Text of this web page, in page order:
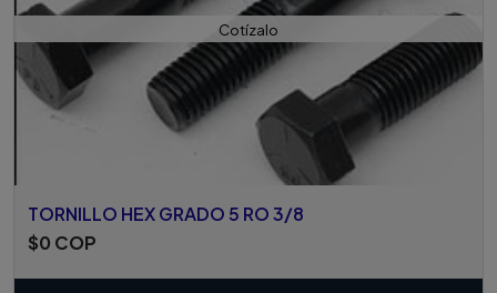
Cotízalo
TORNILLO HEX GRADO 5 RO 3/8
$0 COP